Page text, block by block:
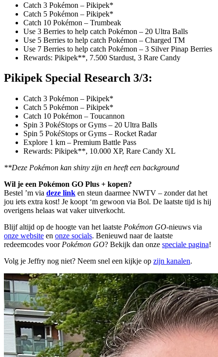
Catch 3 Pokémon – Pikipek*
Catch 5 Pokémon – Pikipek*
Catch 10 Pokémon – Trumbeak
Use 3 Berries to help catch Pokémon – 20 Ultra Balls
Use 5 Berries to help catch Pokémon – Charged TM
Use 7 Berries to help catch Pokémon – 3 Silver Pinap Berries
Rewards: Pikipek**, 7.500 Stardust, 3 Rare Candy
Pikipek Special Research 3/3:
Catch 3 Pokémon – Pikipek*
Catch 5 Pokémon – Pikipek*
Catch 10 Pokémon – Toucannon
Spin 3 PokéStops or Gyms – 20 Ultra Balls
Spin 5 PokéStops or Gyms – Rocket Radar
Explore 1 km – Premium Battle Pass
Rewards: Pikipek**, 10.000 XP, Rare Candy XL
**Deze Pokémon kan shiny zijn en heeft een background
Wil je een Pokémon GO Plus + kopen?
Bestel ’m via deze link en steun daarmee NWTV – zonder dat het
jou iets extra kost! Je koopt ‘m gewoon via Bol. De laatste tijd is hij
overigens helaas wat vaker uitverkocht.
Blijf altijd op de hoogte van het laatste Pokémon GO-nieuws via
onze website en onze socials. Benieuwd naar de laatste
redeemcodes voor Pokémon GO? Bekijk dan onze speciale pagina!
Volg je Jeffry nog niet? Neem snel een kijkje op zijn kanalen.